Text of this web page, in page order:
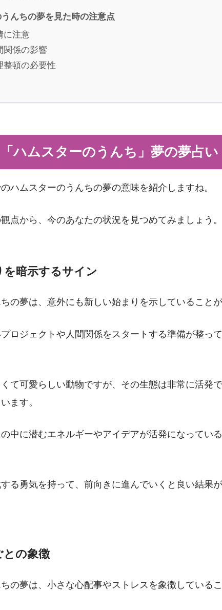
んちの夢を見た時の注意点
に注意
関係の影響
整頓の必要性
「ハムスターのうんち」夢の夢占い
ハムスターのうんちの夢の意味を紹介しますね。
点から、今のあなたの状況を見つめてみましょう。
を暗示するサイン
の夢は、意外にも新しい始まりを示していることが
ロジェクトや人間関係をスタートする準備が整っ
て可愛らしい動物ですが、その生態は非常に活発
ます。
中に潜むエネルギーやアイデアが活発になってい
る勇気を持って、前向きに進んでいくと良い結果
との象徴
の夢は、小さな心配事やストレスを象徴しているこ